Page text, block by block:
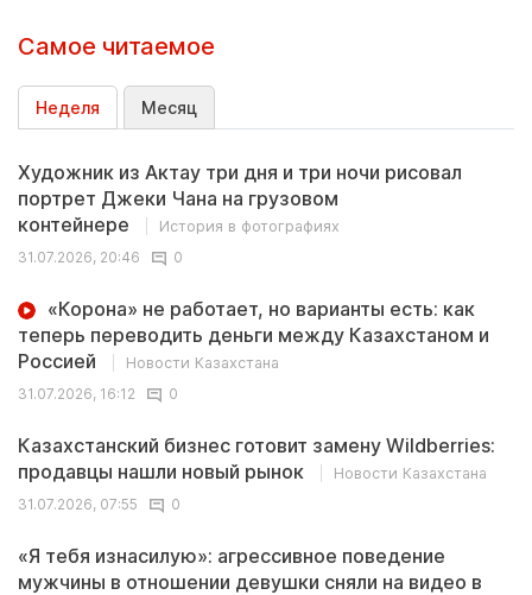
Самое читаемое
Неделя Месяц
Художник из Актау три дня и три ночи рисовал
портрет Джеки Чана на грузовом
контейнере
История в фотографиях
31.07.2026, 20:46
0
«Корона» не работает, но варианты есть: как
теперь переводить деньги между Казахстаном и
Россией
Новости Казахстана
31.07.2026, 16:12
0
Казахстанский бизнес готовит замену Wildberries:
продавцы нашли новый рынок
Новости Казахстана
31.07.2026, 07:55
0
«Я тебя изнасилую»: агрессивное поведение
мужчины в отношении девушки сняли на видео в